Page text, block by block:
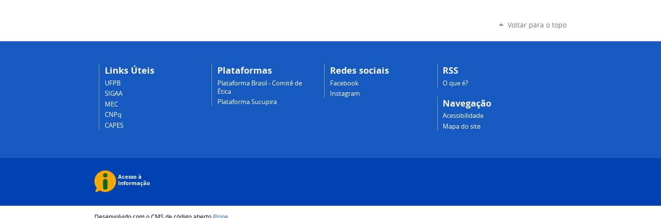
Voltar para o topo
Links Úteis
UFPB
SIGAA
MEC
CNPq
CAPES
Plataformas
Plataforma Brasil - Comitê de
Ética
Plataforma Sucupira
Redes sociais
Facebook
Instagram
RSS
O que é?
Navegação
Acessibilidade
Mapa do site
Desenvolvido com o CMS de código aberto Plone